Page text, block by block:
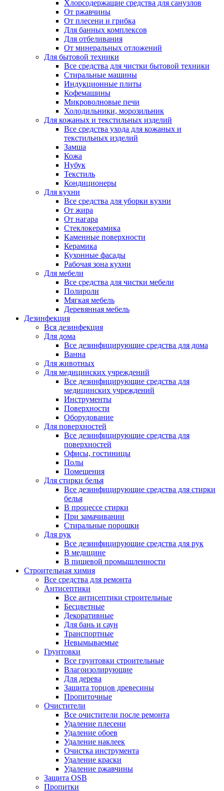
Хлорсодержащие средства для санузлов
От ржавчины
От плесени и грибка
Для банных комплексов
Для отбеливания
От минеральных отложений
Для бытовой техники
Все средства для чистки бытовой техники
Стиральные машины
Индукционные плиты
Кофемашины
Микроволновые печи
Холодильники, морозильник
Для кожаных и текстильных изделий
Все средства ухода для кожаных и
текстильных изделий
Замша
Кожа
Нубук
Текстиль
Кондиционеры
Для кухни
Все средства для уборки кухни
От жира
От нагара
Стеклокерамика
Каменные поверхности
Керамика
Кухонные фасады
Рабочая зона кухни
Для мебели
Все средства для чистки мебели
Полироли
Мягкая мебель
Деревянная мебель
Дезинфекция
Вся дезинфекция
Для дома
Все дезинфицирующие средства для дома
Ванна
Для животных
Для медицинских учреждений
Все дезинфицирующие средства для
медицинских учреждений
Инструменты
Поверхности
Оборудование
Для поверхностей
Все дезинфицирующие средства для
поверхностей
Офисы, гостиницы
Полы
Помещения
Для стирки белья
Все дезинфицирующие средства для стирки
белья
В процессе стирки
При замачивании
Стиральные порошки
Для рук
Все дезинфицирующие средства для рук
В медицине
В пищевой промышленности
Строительная химия
Все средства для ремонта
Антисептики
Все антисептики строительные
Бесцветные
Декоративные
Для бань и саун
Транспортные
Невымываемые
Грунтовки
Все грунтовки строительные
Влагоизолирующие
Для дерева
Защита торцов древесины
Пропиточные
Очистители
Все очистители после ремонта
Удаление плесени
Удаление обоев
Удаление наклеек
Очистка инструмента
Удаление краски
Удаление ржавчины
Защита OSB
Пропитки